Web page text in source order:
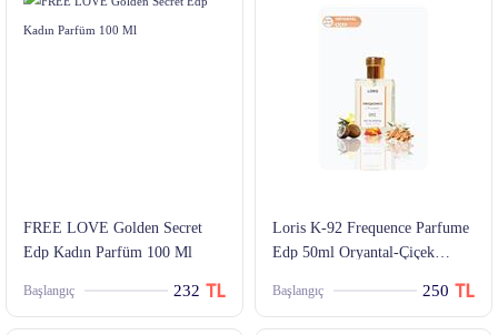
FREE LOVE Golden Secret
Edp Kadın Parfüm 100 Ml
Başlangıç 232
Loris K-92 Frequence Parfume
Edp 50ml Oryantal-Çiçek
Başlangıç 250